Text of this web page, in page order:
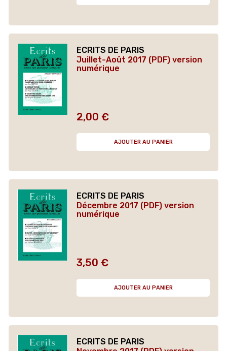
ECRITS DE PARIS
Juillet-Août 2017 (PDF) version
numérique
Prix
2,00 €
AJOUTER AU PANIER
ECRITS DE PARIS
Décembre 2017 (PDF) version
numérique
Prix
3,50 €
AJOUTER AU PANIER
ECRITS DE PARIS